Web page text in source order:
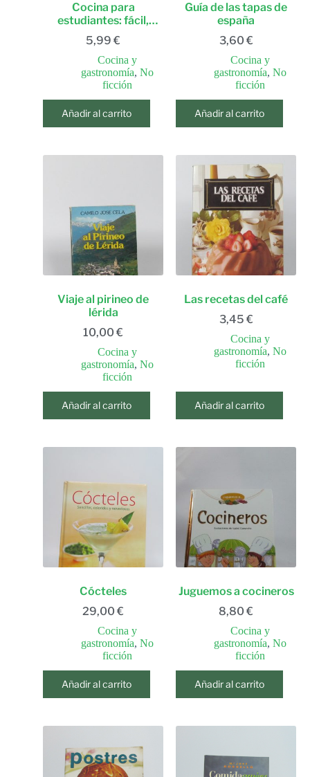
Cocina para
estudiantes: fácil,
barata y deliciosa
5,99 €
Cocina y
gastronomía, No
ficción
Añadir al carrito
Guía de las tapas de
españa
3,60 €
Cocina y
gastronomía, No
ficción
Añadir al carrito
Viaje al pirineo de
lérida
10,00 €
Cocina y
gastronomía, No
ficción
Añadir al carrito
Las recetas del café
3,45 €
Cocina y
gastronomía, No
ficción
Añadir al carrito
Cócteles
29,00 €
Cocina y
gastronomía, No
ficción
Añadir al carrito
Juguemos a cocineros
8,80 €
Cocina y
gastronomía, No
ficción
Añadir al carrito